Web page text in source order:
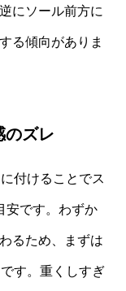
にソール前方に
る傾向がありま
のズレ
付けることでス
安です。わずか
るため、まずは
す。重くしすぎ